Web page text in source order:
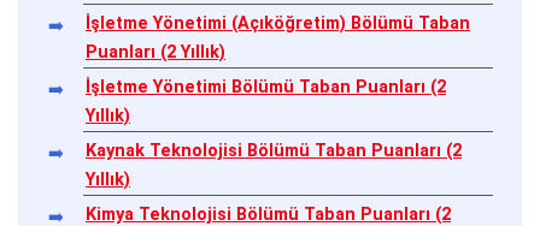
İşletme Yönetimi (Açıköğretim) Bölümü Taban
Puanları (2 Yıllık)
İşletme Yönetimi Bölümü Taban Puanları (2
Yıllık)
Kaynak Teknolojisi Bölümü Taban Puanları (2
Yıllık)
Kimya Teknolojisi Bölümü Taban Puanları (2